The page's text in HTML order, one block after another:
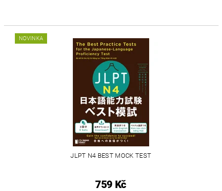
NOVINKA
JLPT N4 BEST MOCK TEST
759 Kč